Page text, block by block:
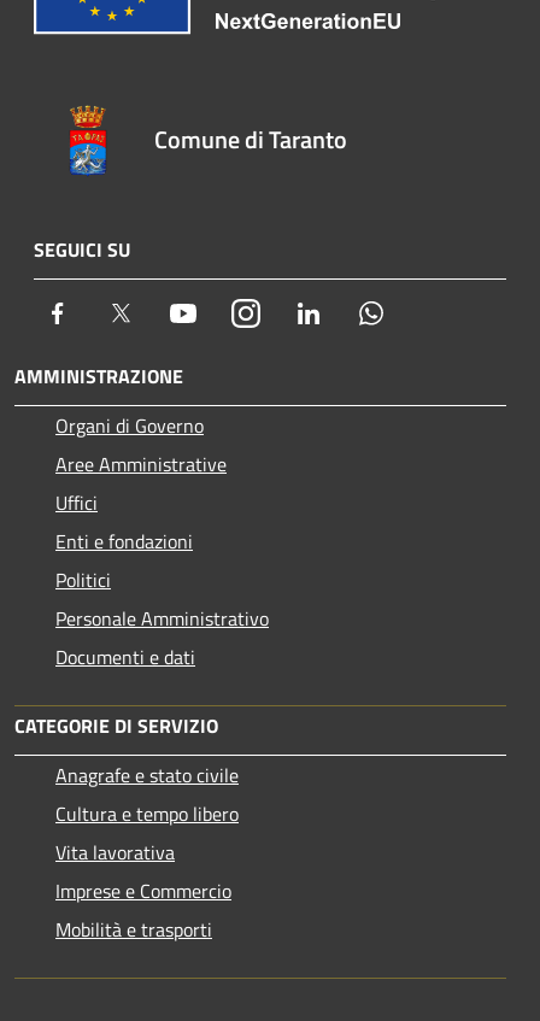
Comune di Taranto
SEGUICI SU
Facebook Twitter YoutubeInstagram LinkedIn
AMMINISTRAZIONE
Organi di Governo
Aree Amministrative
Uffici
Enti e fondazioni
Politici
Personale Amministrativo
Documenti e dati
CATEGORIE DI SERVIZIO
Anagrafe e stato civile
Cultura e tempo libero
Vita lavorativa
Imprese e Commercio
Mobilità e trasporti